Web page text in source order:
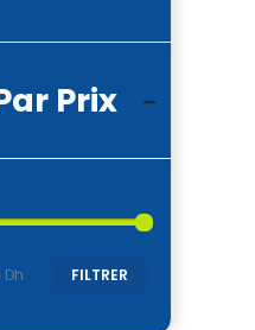
Prix
FILTRER
Dh